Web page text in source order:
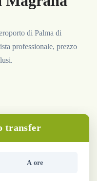
di Palma di
professionale, prezzo
transfer
A ore